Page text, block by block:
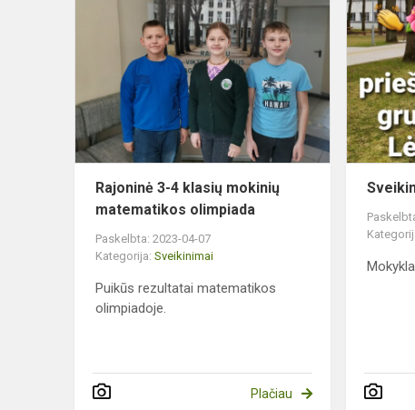
Rajoninė
klasių
mokinių
matematikos
olimpiada
Rajoninė 3-4 klasių mokinių
matematikos olimpiada
Paskelbta: 2023-04-07
Kategorija: Sveikinimai
Puikūs rezultatai matematikos
olimpiadoje.
Plačiau
Mokykla